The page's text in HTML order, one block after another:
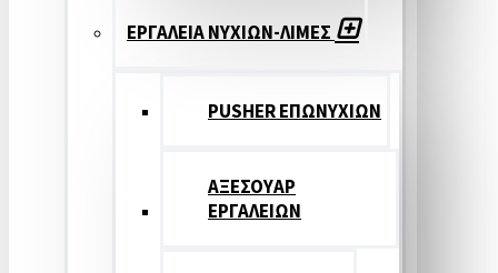
ΕΡΓΑΛΕΙΑ ΝΥΧΙΩΝ-ΛΙΜΕΣ
PUSHER ΕΠΩΝΥΧΙΩΝ
ΑΞΕΣΟΥΑΡ
ΕΡΓΑΛΕΙΩΝ